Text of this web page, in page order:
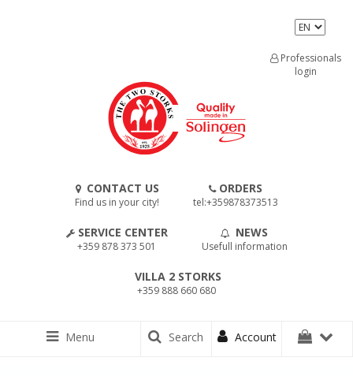
CONTACT US
Find us in your city!
ORDERS
tel:+359878373513
SERVICE CENTER
+359 878 373 501
NEWS
Usefull information
VILLA 2 STORKS
+359 888 660 680
Professionals
login
Menu Search Account